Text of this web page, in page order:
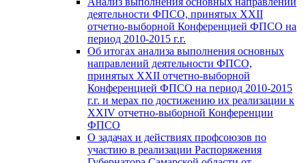
деятельности ФПСО, принятых XXII
отчетно-выборной Конференцией ФПСО на
период 2010-2015 г.г.
Об итогах анализа выполнения основных
направлений деятельности ФПСО,
принятых XXII отчетно-выборной
Конференцией ФПСО на период 2010-2015
г.г. и мерах по достижению их реализации к
XXIV отчетно-выборной Конференции
ФПСО
О задачах и действиях профсоюзов по
участию в реализации Распоряжения